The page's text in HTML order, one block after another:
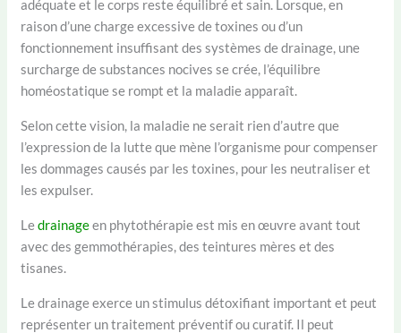
adéquate et le corps reste équilibré et sain. Lorsque, en
raison d’une charge excessive de toxines ou d’un
fonctionnement insuffisant des systèmes de drainage, une
surcharge de substances nocives se crée, l’équilibre
homéostatique se rompt et la maladie apparaît.
Selon cette vision, la maladie ne serait rien d’autre que
l’expression de la lutte que mène l’organisme pour compenser
les dommages causés par les toxines, pour les neutraliser et
les expulser.
Ledrainageen phytothérapie est mis en œuvre avant tout
avec des gemmothérapies, des teintures mères et des
tisanes.
Le drainage exerce un stimulus détoxifiant important et peut
représenter un traitement préventif ou curatif. Il peut